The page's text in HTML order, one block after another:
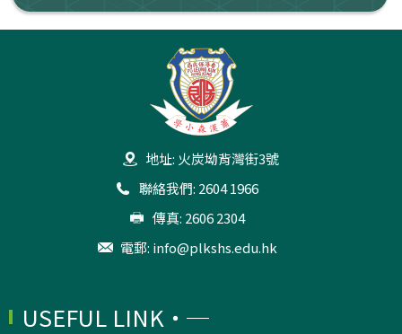
地址: 火炭坳背灣街3號
聯絡我們: 2604 1966
傳真: 2606 2304
電郵: info@plkshs.edu.hk
USEFUL LINK